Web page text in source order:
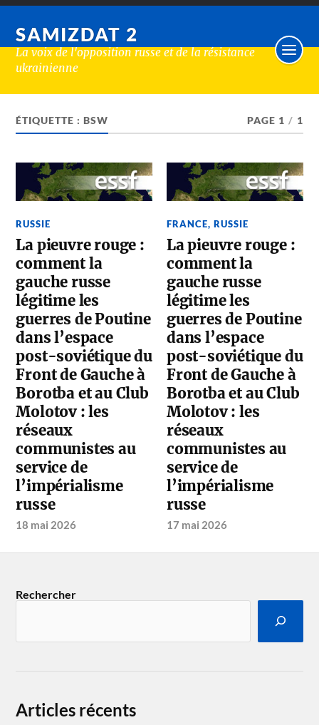
SAMIZDAT 2
La voix de l'opposition russe et de la résistance
ukrainienne
ÉTIQUETTE :BSW PAGE 1 / 1
RUSSIE
La pieuvre rouge :
comment la
gauche russe
légitime les
guerres de Poutine
dans l’espace
post-soviétique du
Front de Gauche à
Borotba et au Club
Molotov : les
réseaux
communistes au
service de
l’impérialisme
russe
18 mai 2026
FRANCE,RUSSIE
La pieuvre rouge :
comment la
gauche russe
légitime les
guerres de Poutine
dans l’espace
post-soviétique du
Front de Gauche à
Borotba et au Club
Molotov : les
réseaux
communistes au
service de
l’impérialisme
russe
17 mai 2026
Rechercher
Articles récents